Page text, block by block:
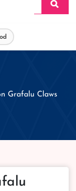
Grafalu Claws